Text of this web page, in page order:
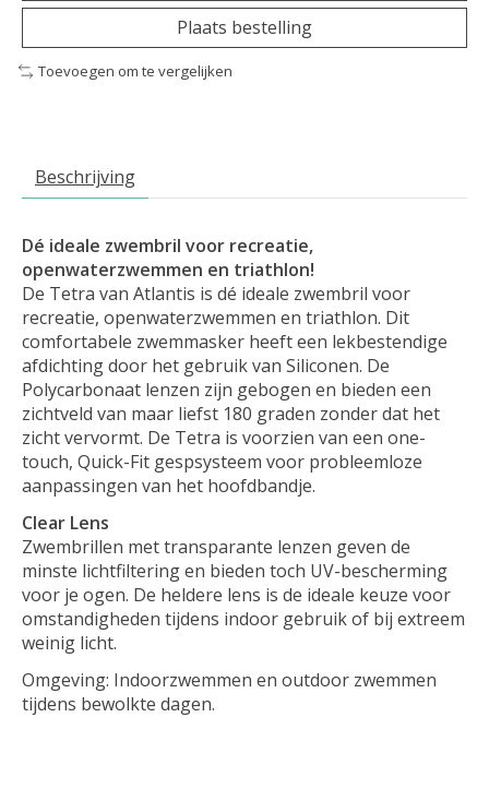
Plaats bestelling
Toevoegen om te vergelijken
Beschrijving
Dé ideale zwembril voor recreatie,
openwaterzwemmen en triathlon!
De Tetra van Atlantis is dé ideale zwembril voor
recreatie, openwaterzwemmen en triathlon. Dit
comfortabele zwemmasker heeft een lekbestendige
afdichting door het gebruik van Siliconen. De
Polycarbonaat lenzen zijn gebogen en bieden een
zichtveld van maar liefst 180 graden zonder dat het
zicht vervormt. De Tetra is voorzien van een one-
touch, Quick-Fit gespsysteem voor probleemloze
aanpassingen van het hoofdbandje.
Clear Lens
Zwembrillen met transparante lenzen geven de
minste lichtfiltering en bieden toch UV-bescherming
voor je ogen. De heldere lens is de ideale keuze voor
omstandigheden tijdens indoor gebruik of bij extreem
weinig licht.
Omgeving: Indoorzwemmen en outdoor zwemmen
tijdens bewolkte dagen.